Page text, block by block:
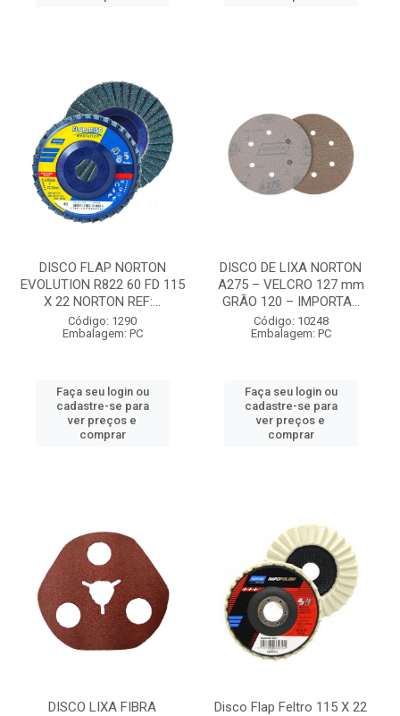
DISCO FLAP NORTON
EVOLUTION R822 60 FD 115
X 22 NORTON REF:...
Código: 1290
Embalagem: PC
Faça seu login ou
cadastre-se para
ver preços e
comprar
DISCO DE LIXA NORTON
A275 – VELCRO 127 mm
GRÃO 120 – IMPORTA...
Código: 10248
Embalagem: PC
Faça seu login ou
cadastre-se para
ver preços e
comprar
DISCO LIXA FIBRA
Disco Flap Feltro 115 X 22